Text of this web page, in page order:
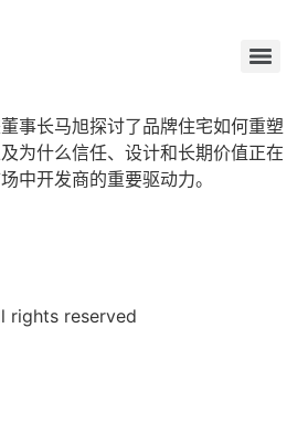
事长马旭探讨了品牌住宅如何重塑
为什么信任、设计和长期价值正在
中开发商的重要驱动力。
rights reserved